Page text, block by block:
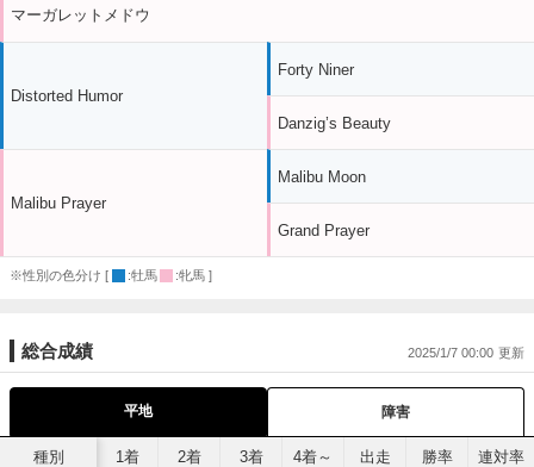
マーガレットメドウ
Distorted Humor
Malibu Prayer
Forty Niner
Danzig’s Beauty
Malibu Moon
Grand Prayer
※性別の色分け [ :牡馬 :牝馬 ]
総合成績 2025/1/7 00:00
平地 障害
種別 1着 2着 3着 4着～ 出走 勝率 連対率